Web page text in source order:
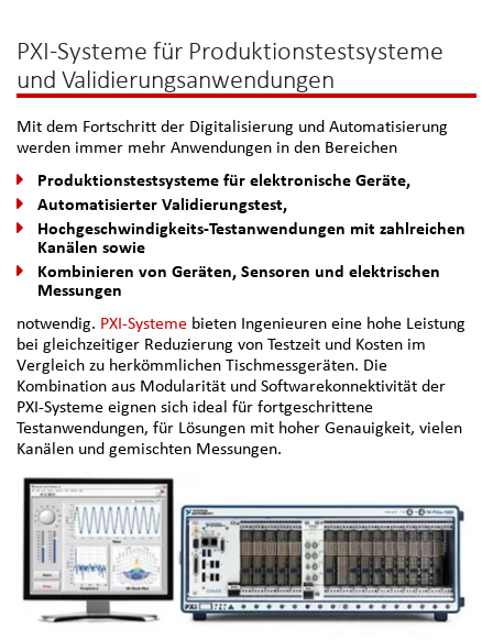
PXI-Systeme für Produktionstestsysteme
und Validierungsanwendungen
Mit dem Fortschritt der Digitalisierung und Automatisierung
werden immer mehr Anwendungen in den Bereichen
Produktionstestsysteme für elektronische Geräte,
Automatisierter Validierungstest,
Hochgeschwindigkeits-Testanwendungen mit zahlreichen
Kanälen sowie
Kombinieren von Geräten, Sensoren und elektrischen
Messungen
notwendig. PXI-Systeme bieten Ingenieuren eine hohe Leistung
bei gleichzeitiger Reduzierung von Testzeit und Kosten im
Vergleich zu herkömmlichen Tischmessgeräten. Die
Kombination aus Modularität und Softwarekonnektivität der
PXI-Systeme eignen sich ideal für fortgeschrittene
Testanwendungen, für Lösungen mit hoher Genauigkeit, vielen
Kanälen und gemischten Messungen.